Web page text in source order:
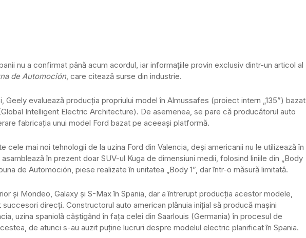
nu a confirmat până acum acordul, iar informațiile provin exclusiv dintr-un articol al
de Automoción, care citează surse din industrie.
Geely evaluează producția propriului model în Almussafes (proiect intern „135”) bazat
Intelligent Electric Architecture). De asemenea, se pare că producătorul auto
fabricația unui model Ford bazat pe aceeași platformă.
cele mai noi tehnologii de la uzina Ford din Valencia, deși americanii nu le utilizează în
în prezent doar SUV-ul Kuga de dimensiuni medii, folosind liniile din „Body
de Automoción, piese realizate în unitatea „Body 1”, dar într-o măsură limitată.
și Mondeo, Galaxy și S-Max în Spania, dar a întrerupt producția acestor modele,
succesori direcți. Constructorul auto american plănuia inițial să producă mașini
uzina spaniolă câștigând în fața celei din Saarlouis (Germania) în procesul de
de atunci s-au auzit puține lucruri despre modelul electric planificat în Spania.